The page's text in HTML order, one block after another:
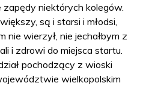
niektórych kolegów.
są i starsi i młodsi,
nie wierzył, nie jechałbym z
i zdrowi do miejsca startu.
pochodzący z wioski
wielkopolskim